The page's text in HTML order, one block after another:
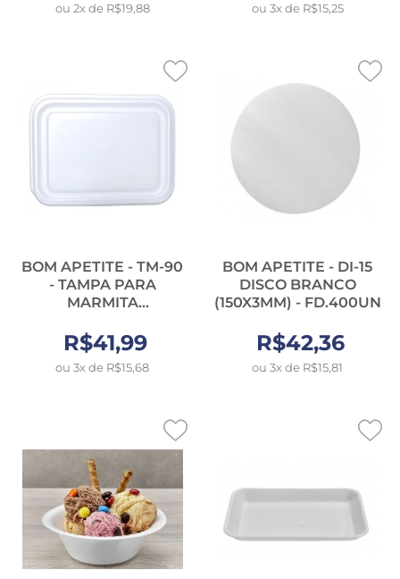
ou 2x de R$19,88 ou 3x de R$15,25
BOM APETITE - TM-90
- TAMPA PARA
MARMITA
FD.100UN
R$41,99
ou 3x de R$15,68
BOM APETITE - DI-15
DISCO BRANCO
(150X3MM) - FD.400UN
R$42,36
ou 3x de R$15,81